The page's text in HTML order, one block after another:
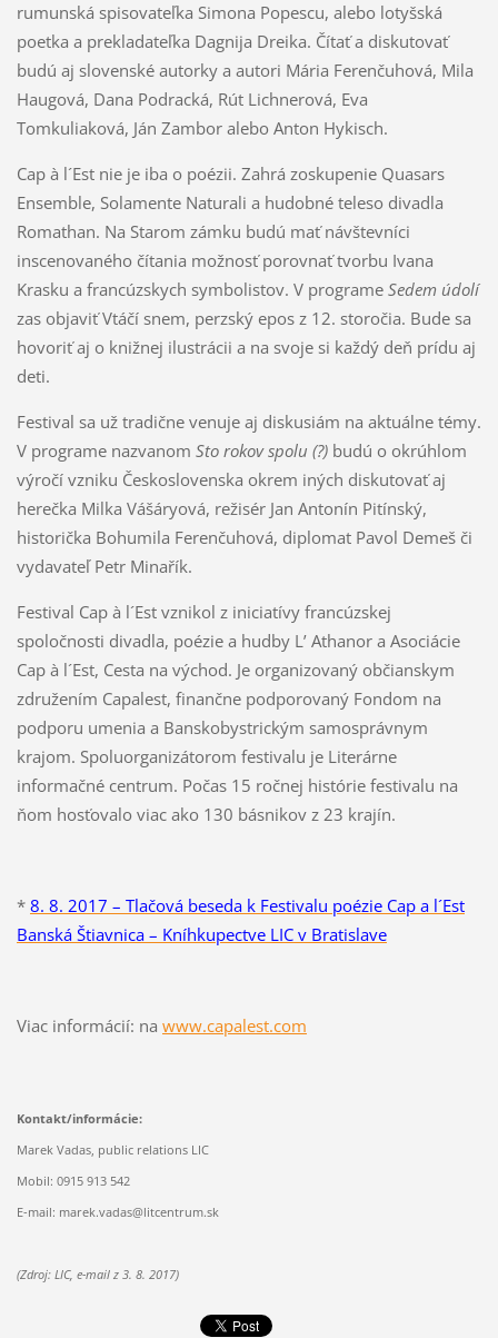
rumunská spisovateľka Simona Popescu, alebo lotyšská
poetka a prekladateľka Dagnija Dreika. Čítať a diskutovať
budú aj slovenské autorky a autori Mária Ferenčuhová, Mila
Haugová, Dana Podracká, Rút Lichnerová, Eva
Tomkuliaková, Ján Zambor alebo Anton Hykisch.
Cap à l´Est nie je iba o poézii. Zahrá zoskupenie Quasars
Ensemble, Solamente Naturali a hudobné teleso divadla
Romathan. Na Starom zámku budú mať návštevníci
inscenovaného čítania možnosť porovnať tvorbu Ivana
Krasku a francúzskych symbolistov. V programe Sedem údolí
zas objaviť Vtáčí snem, perzský epos z 12. storočia. Bude sa
hovoriť aj o knižnej ilustrácii a na svoje si každý deň prídu aj
deti.
Festival sa už tradične venuje aj diskusiám na aktuálne témy.
V programe nazvanom Sto rokov spolu (?)budú o okrúhlom
výročí vzniku Československa okrem iných diskutovať aj
herečka Milka Vášáryová, režisér Jan Antonín Pitínský,
historička Bohumila Ferenčuhová, diplomat Pavol Demeš či
vydavateľ Petr Minařík.
Festival Cap à l´Est vznikol z iniciatívy francúzskej
spoločnosti divadla, poézie a hudby L’ Athanor a Asociácie
Cap à l´Est, Cesta na východ. Je organizovaný občianskym
združením Capalest, finančne podporovaný Fondom na
podporu umenia a Banskobystrickým samosprávnym
krajom. Spoluorganizátorom festivalu je Literárne
informačné centrum. Počas 15 ročnej histórie festivalu na
ňom hosťovalo viac ako 130 básnikov z 23 krajín.
* 8. 8. 2017 – Tlačová beseda k Festivalu poézie Cap a l´Est
Banská Štiavnica – Kníhkupectve LIC v Bratislave
Viac informácií: na www.capalest.com
Kontakt/informácie:
Marek Vadas, public relations LIC
Mobil: 0915 913 542
E-mail: marek.vadas@litcentrum.sk
(Zdroj: LIC, e-mail z 3. 8. 2017)